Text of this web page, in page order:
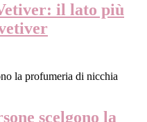
il lato più
scelgono la